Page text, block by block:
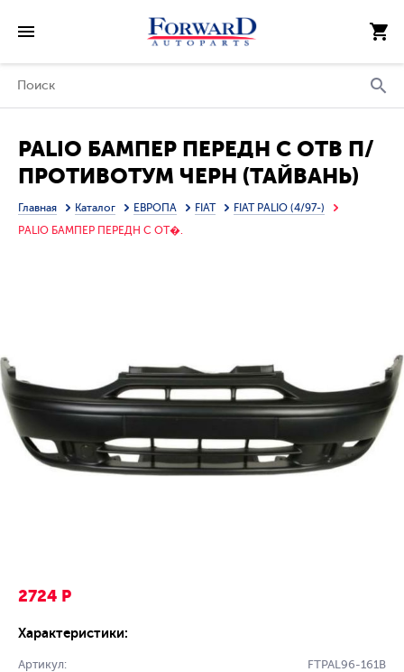
PALIO БАМПЕР ПЕРЕДН С ОТВ П/
ПРОТИВОТУМ ЧЕРН (ТАЙВАНЬ)
Главная Каталог ЕВРОПА FIAT
FIAT PALIO (4/97-)
PALIO БАМПЕР ПЕРЕДН С ОТ�.
2724 Р
Характеристики:
Артикул: FTPAL96-161B